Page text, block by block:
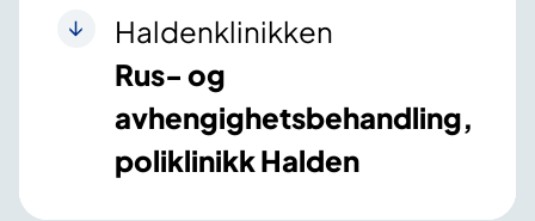
Haldenklinikken
Rus- og
avhengighetsbehandling,
poliklinikk Halden